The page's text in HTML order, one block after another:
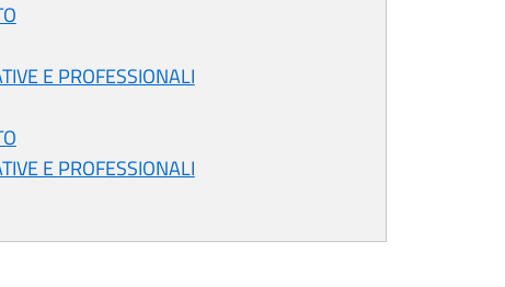
E PROFESSIONALI
E PROFESSIONALI